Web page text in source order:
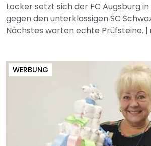
Locker setzt sich der FC Augsburg
gegen den unterklassigen SC
Nächstes warten echte Prüfsteine. |
WERBUNG